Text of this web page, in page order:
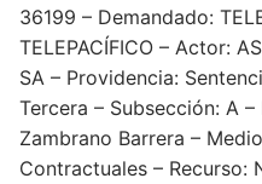
36199 – Demandado:
TELEPACÍFICO – Actor:
SA – Providencia:
Tercera – Subsección: A
Zambrano Barrera –
Contractuales – Recurso: